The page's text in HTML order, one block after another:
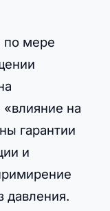
по мере
на
гарантии
и
давления.